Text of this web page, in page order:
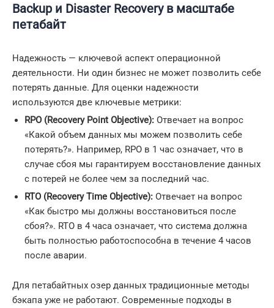
Backup и Disaster Recovery в масштабе
петабайт
Надежность — ключевой аспект операционной
деятельности. Ни один бизнес не может позволить себе
потерять данные. Для оценки надежности
используются две ключевые метрики:
RPO (Recovery Point Objective): Отвечает на вопрос
«Какой объем данных мы можем позволить себе
потерять?». Например, RPO в 1 час означает, что в
случае сбоя мы гарантируем восстановление данных
с потерей не более чем за последний час.
RTO (Recovery Time Objective): Отвечает на вопрос
«Как быстро мы должны восстановиться после
сбоя?». RTO в 4 часа означает, что система должна
быть полностью работоспособна в течение 4 часов
после аварии.
Для петабайтных озер данных традиционные методы
бэкапа уже не работают. Современные подходы в